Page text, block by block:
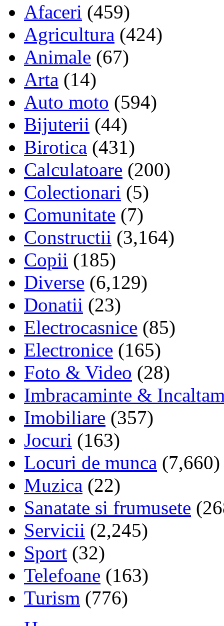
Afaceri (459)
Agricultura (424)
Animale (67)
Arta (14)
Auto moto (594)
Bijuterii (44)
Birotica (431)
Calculatoare (200)
Colectionari (5)
Comunitate (7)
Constructii (3,164)
Copii (185)
Diverse (6,129)
Donatii (23)
Electrocasnice (85)
Electronice (165)
Foto & Video (28)
Imbracaminte &
Imobiliare (357)
Jocuri (163)
Locuri de munca (7,660)
Muzica (22)
Sanatate si frumusete
Servicii (2,245)
Sport (32)
Telefoane (163)
Turism (776)